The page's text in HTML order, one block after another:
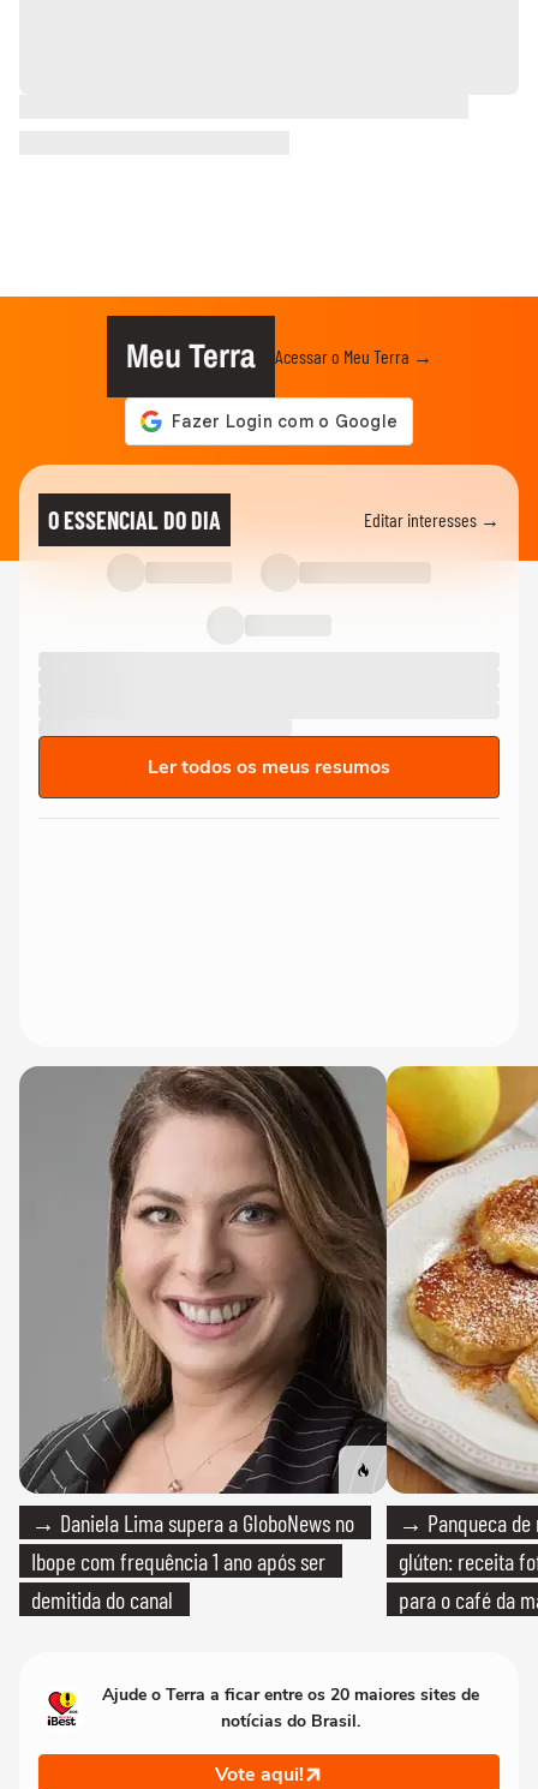
Meu Terra Acessar o Meu Terra →
O ESSENCIAL DO DIA Editar interesses →
Ler todos os meus resumos
→ Daniela Lima supera a GloboNews no
Ibope com frequência 1 ano após ser
demitida do canal
→ Panqueca de
glúten: receita
para o café da
Ajude o Terra a ficar entre os 20 maiores sites de
notícias do Brasil.
Vote aqui!